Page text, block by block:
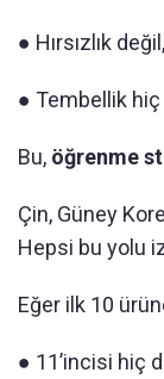
● Hırsızlık değil,
● Tembellik hiç
Bu, öğrenme
Çin, Güney
Hepsi bu yolu
Eğer ilk 10
● 11’incisi hiç